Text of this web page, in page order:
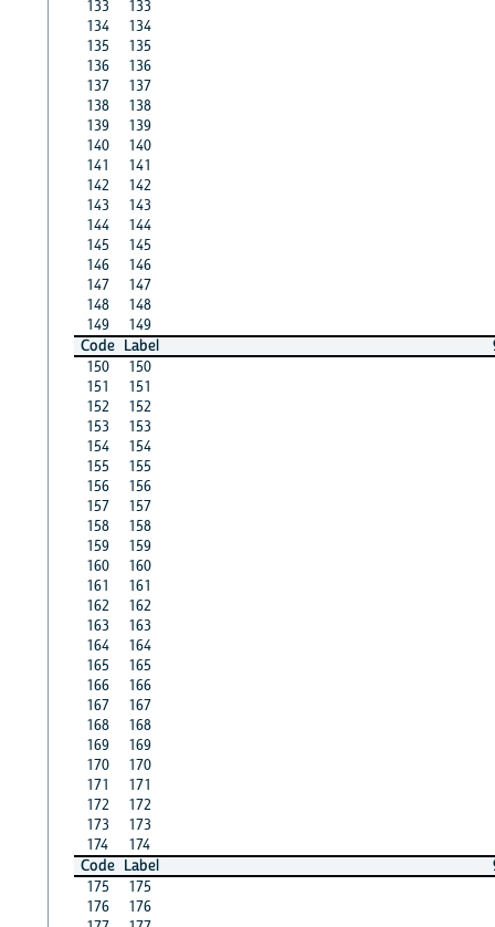
133
133
134
134
135
135
136
136
137
137
138
138
139
139
140
140
141
141
142
142
143
143
144
144
145
145
146
146
147
147
148
148
149
149
Code Label
150
150
151
151
152
152
153
153
154
154
155
155
156
156
157
157
158
158
159
159
160
160
161
161
162
162
163
163
164
164
165
165
166
166
167
167
168
168
169
169
170
170
171
171
172
172
173
173
174
174
Code Label
175
175
176
176